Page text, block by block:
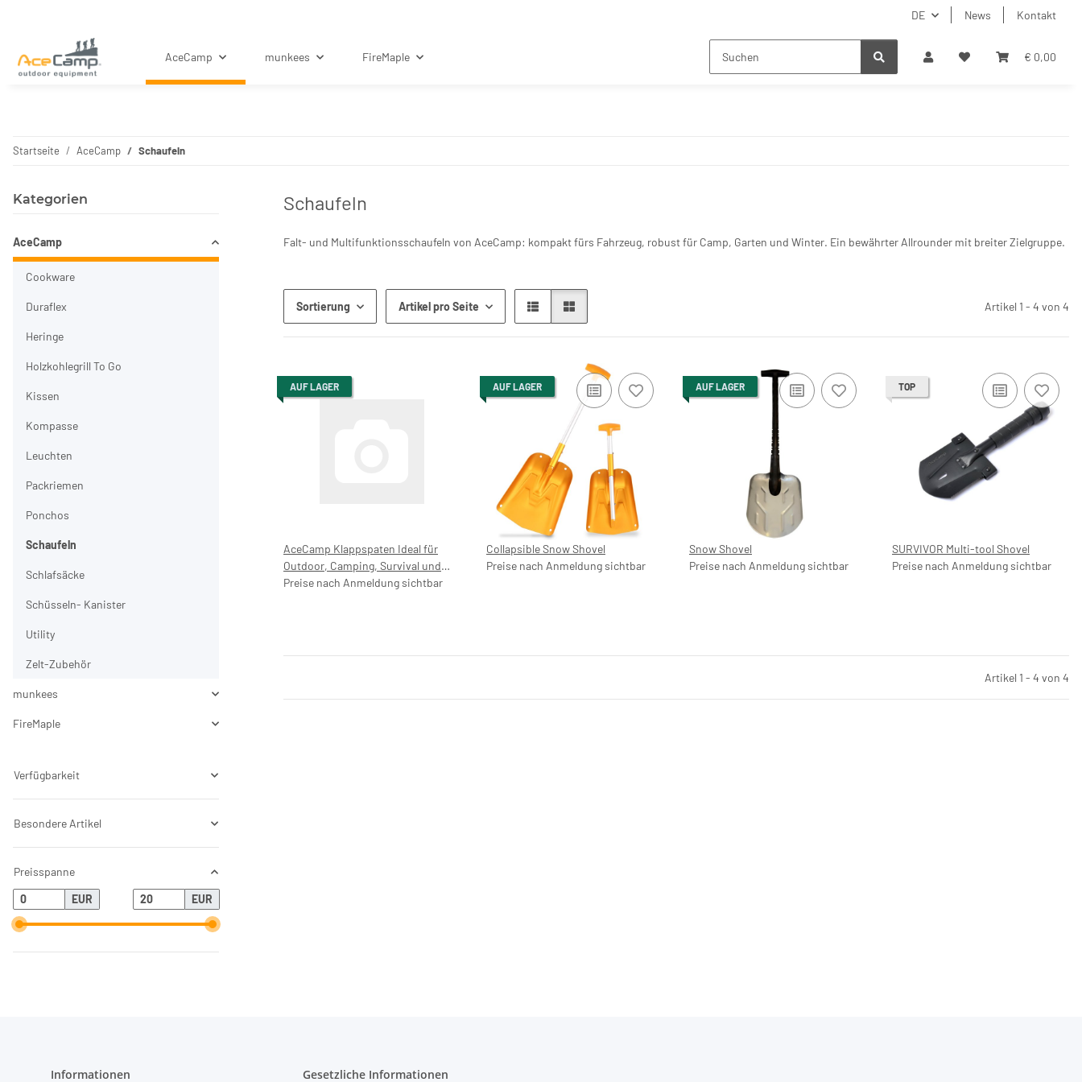
DE News Kontakt
€ 0,00
AceCamp munkees FireMaple
Startseite AceCamp Schaufeln
Schaufeln
Falt- und Multifunktionsschaufeln von AceCamp: kompakt fürs Fahrzeug, robust für Camp, Garten und Winter. Ein bewährter Allrounder mit breiter Zielgruppe.
Sortierung Artikel pro Seite Artikel 1 - 4 von 4
AUF LAGER
AceCamp Klappspaten Ideal für
Outdoor, Camping, Survival und
Jagd besonders stabil oliv - grün
Preise nach Anmeldung sichtbar
AUF LAGER
Collapsible Snow Shovel
Preise nach Anmeldung sichtbar
AUF LAGER
Snow Shovel
Preise nach Anmeldung sichtbar
TOP
SURVIVOR Multi-tool Shovel
Preise nach Anmeldung sichtbar
Artikel 1 - 4 von 4
Kategorien
AceCamp
Cookware
Duraflex
Heringe
Holzkohlegrill To Go
Kissen
Kompasse
Leuchten
Packriemen
Ponchos
Schaufeln
Schlafsäcke
Schüsseln- Kanister
Utility
Zelt-Zubehör
munkees
FireMaple
Verfügbarkeit
Besondere Artikel
Preisspanne
EUR EUR
Informationen Gesetzliche Informationen